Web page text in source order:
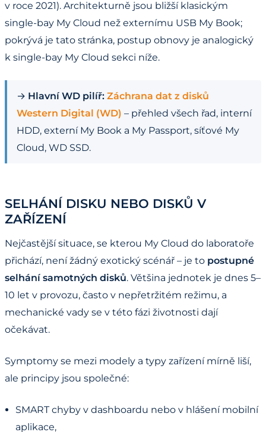
v roce 2021). Architekturně jsou bližší klasickým
single-bay My Cloud než externímu USB My Book;
pokrývá je tato stránka, postup obnovy je analogický
k single-bay My Cloud sekci níže.
→ Hlavní WD pilíř: Záchrana dat z disků
Western Digital (WD) – přehled všech řad, interní
HDD, externí My Book a My Passport, síťové My
Cloud, WD SSD.
SELHÁNÍ DISKU NEBO DISKŮ V
ZAŘÍZENÍ
Nejčastější situace, se kterou My Cloud do laboratoře
přichází, není žádný exotický scénář – je to postupné
selhání samotných disků. Většina jednotek je dnes 5–
10 let v provozu, často v nepřetržitém režimu, a
mechanické vady se v této fázi životnosti dají
očekávat.
Symptomy se mezi modely a typy zařízení mírně liší,
ale principy jsou společné:
SMART chyby v dashboardu nebo v hlášení mobilní
aplikace,